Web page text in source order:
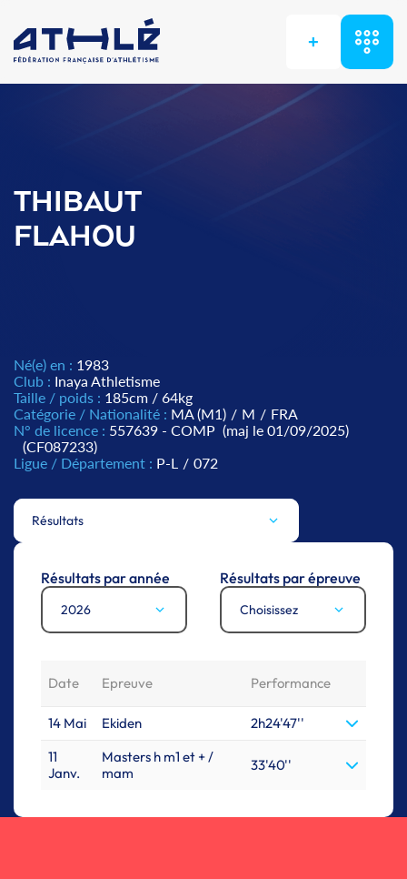
+
THIBAUT
FLAHOU
Né(e) en : 1983
Club : Inaya Athletisme
Taille / poids : 185cm / 64kg
Catégorie / Nationalité : MA (M1) / M / FRA
N° de licence : 557639 - COMP (maj le 01/09/2025)
(CF087233)
Ligue / Département : P-L / 072
Résultats
Résultats par année
2026
Résultats par épreuve
Choisissez
Date Epreuve Performance
14 Mai Ekiden
2h24'47''
11
Janv.
Masters h m1 et + /
mam
33'40''